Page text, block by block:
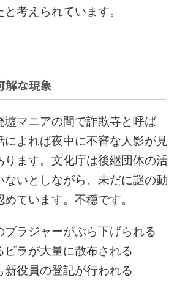
考えられています。
解な現象
墟マニアの間で詐欺寺と呼ば
によれば夜中に不審な人影が見
ります。文化庁は後継団体の活
ないとしながら、未だに謎の動
ています。不穏です。
ブラジャーがぶら下げられる
ビラが大量に散布される
新役員の登記が行われる